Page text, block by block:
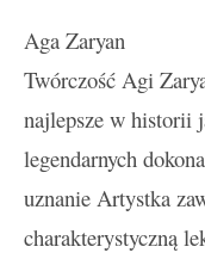
Aga Zaryan
Twórczość Agi
najlepsze w historii
legendarnych
uznanie Artystka
charakterystyczną